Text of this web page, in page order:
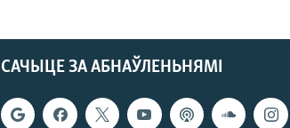
САЧЫЦЕ ЗА АБНАЎЛЕНЬНЯМІ